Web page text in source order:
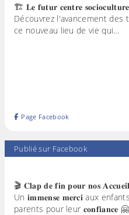
🏗️ 𝐋𝐞 𝐟𝐮𝐭𝐮𝐫 𝐜𝐞𝐧𝐭𝐫𝐞
Découvrez l'avancement
ce nouveau lieu de vie qui…
Page Facebook
Publié sur Facebook
🎬 𝐂𝐥𝐚𝐩 𝐝𝐞 𝐟𝐢𝐧 𝐩𝐨𝐮𝐫 𝐧𝐨𝐬
Un 𝐢𝐦𝐦𝐞𝐧𝐬𝐞 𝐦𝐞𝐫𝐜𝐢 aux
parents pour leur 𝐜𝐨𝐧𝐟𝐢𝐚𝐧𝐜𝐞